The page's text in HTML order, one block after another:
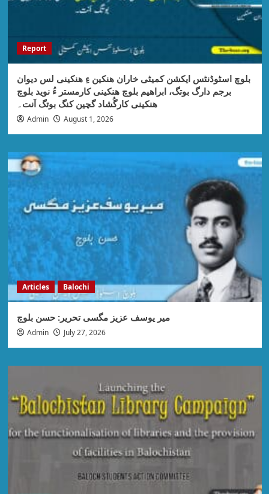
Report
بلوچ اسٹوڈنٹس ایکشن کمیٹی خاران ھنکین ءِ ھنکینی لس دیوان
برجم دارگ بوتگ، ابراھیم بلوچ ھنکینی کارمستر ءُ نوید بلوچ
ھنکینی کارگُشاد گچین کنگ بوتگ اَنت۔
Admin August 1, 2026
Articles Balochi
میر یوسف عزیز مگسی تحریر: حسن بلوچ
Admin July 27, 2026